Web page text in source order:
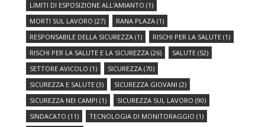
LIMITI DI ESPOSIZIONE ALL'AMIANTO (1)
MORTI SUL LAVORO (27) RANA PLAZA (1)
RESPONSABILE DELLA SICUREZZA (1) RISCHI PER LA SALUTE (1)
RISCHI PER LA SALUTE E LA SICUREZZA (26) SALUTE (52)
SETTORE AVICOLO (1) SICUREZZA (70)
SICUREZZA E SALUTE (3) SICUREZZA GIOVANI (2)
SICUREZZA NEI CAMPI (1) SICUREZZA SUL LAVORO (90)
SINDACATO (11) TECNOLOGIA DI MONITORAGGIO (1)